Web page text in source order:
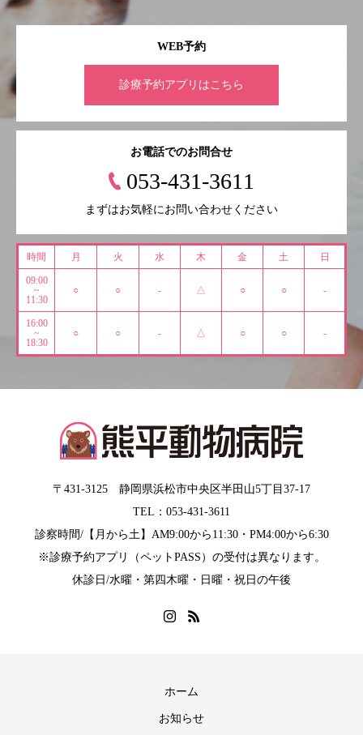
WEB予約
診療予約アプリはこちら
お電話でのお問合せ
053-431-3611
まずはお気軽にお問い合わせください
時間 月 火 水 木 金 土 日
09:00
~
11:30
○ ○ - △ ○ ○ -
16:00
~
18:30
○ ○ - △ ○ ○ -
〒431-3125 静岡県浜松市中央区半田山5丁目37-17
TEL：053-431-3611
診察時間/【月から土】AM9:00から11:30・PM4:00から6:30
※診療予約アプリ（ペットPASS）の受付は異なります。
休診日/水曜・第四木曜・日曜・祝日の午後
ホーム
お知らせ